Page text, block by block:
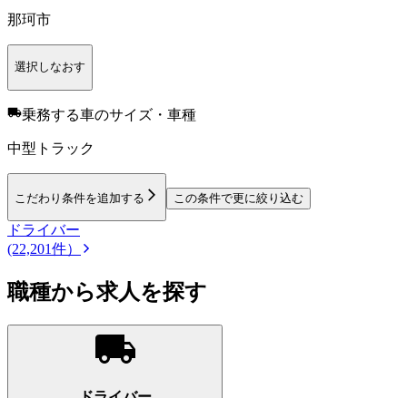
那珂市
選択しなおす
乗務する車のサイズ・車種
中型トラック
こだわり条件を追加する この条件で更に絞り込む
ドライバー
(22,201件）
職種から求人を探す